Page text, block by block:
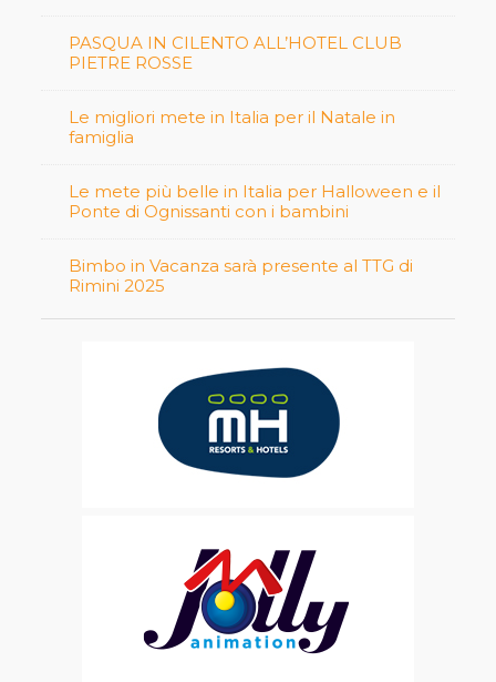
PASQUA IN CILENTO ALL’HOTEL CLUB
PIETRE ROSSE
Le migliori mete in Italia per il Natale in
famiglia
Le mete più belle in Italia per Halloween e il
Ponte di Ognissanti con i bambini
Bimbo in Vacanza sarà presente al TTG di
Rimini 2025